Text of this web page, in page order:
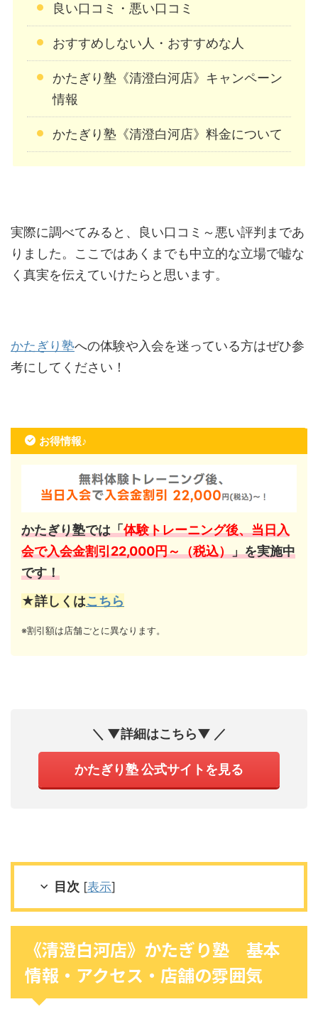
良い口コミ・悪い口コミ
おすすめしない人・おすすめな人
かたぎり塾《清澄白河店》キャンペーン
情報
かたぎり塾《清澄白河店》料金について
実際に調べてみると、良い口コミ～悪い評判まであ
りました。ここではあくまでも中立的な立場で嘘な
く真実を伝えていけたらと思います。
かたぎり塾への体験や入会を迷っている方はぜひ参
考にしてください！
お得情報♪
かたぎり塾では「体験トレーニング後、当日入
会で入会金割引22,000円～（税込）」を実施中
です！
★詳しくはこちら
※割引額は店舗ごとに異なります。
＼ ▼詳細はこちら▼ ／
かたぎり塾 公式サイトを見る
目次 [表示]
《清澄白河店》かたぎり塾 基本
情報・アクセス・店舗の雰囲気